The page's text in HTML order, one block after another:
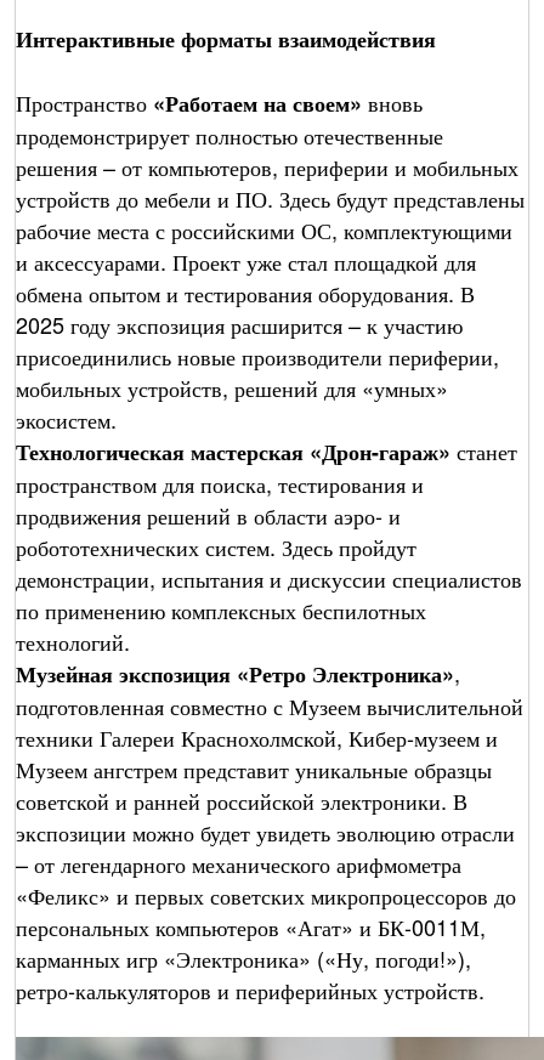
Интерактивные форматы взаимодействия
Пространство «Работаем на своем» вновь
продемонстрирует полностью отечественные
решения – от компьютеров, периферии и мобильных
устройств до мебели и ПО. Здесь будут представлены
рабочие места с российскими ОС, комплектующими
и аксессуарами. Проект уже стал площадкой для
обмена опытом и тестирования оборудования. В
2025 году экспозиция расширится – к участию
присоединились новые производители периферии,
мобильных устройств, решений для «умных»
экосистем.
Технологическая мастерская «Дрон-гараж» станет
пространством для поиска, тестирования и
продвижения решений в области аэро- и
робототехнических систем. Здесь пройдут
демонстрации, испытания и дискуссии специалистов
по применению комплексных беспилотных
технологий.
Музейная экспозиция «Ретро Электроника»,
подготовленная совместно с Музеем вычислительной
техники Галереи Краснохолмской, Кибер-музеем и
Музеем ангстрем представит уникальные образцы
советской и ранней российской электроники. В
экспозиции можно будет увидеть эволюцию отрасли
– от легендарного механического арифмометра
«Феликс» и первых советских микропроцессоров до
персональных компьютеров «Агат» и БК-0011М,
карманных игр «Электроника» («Ну, погоди!»),
ретро-калькуляторов и периферийных устройств.